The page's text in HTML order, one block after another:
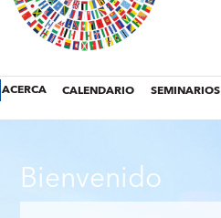
ACERCA CALENDARIO SEMINARIOS
Bienvenido